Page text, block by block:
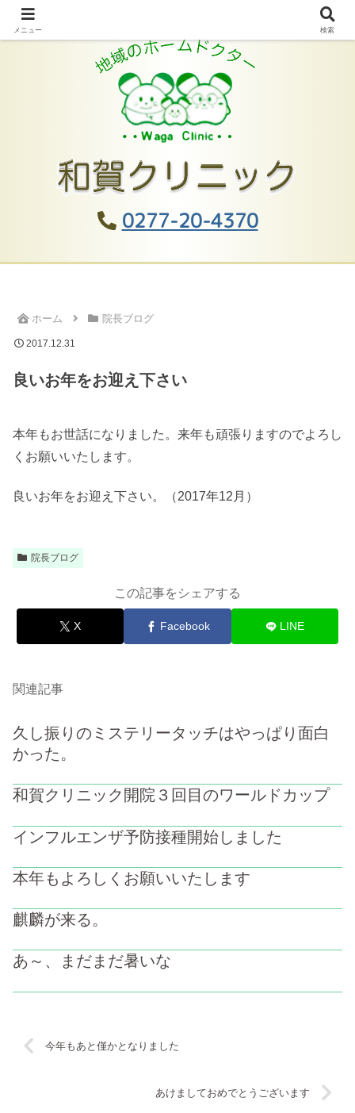
0277-20-4370
ホーム 院長ブログ
2017.12.31
良いお年をお迎え下さい
本年もお世話になりました。来年も頑張りますのでよろし
くお願いいたします。
良いお年をお迎え下さい。（2017年12月）
院長ブログ
この記事をシェアする
X Facebook LINE
関連記事
久し振りのミステリータッチはやっぱり面白
かった。
和賀クリニック開院３回目のワールドカップ
インフルエンザ予防接種開始しました
本年もよろしくお願いいたします
麒麟が来る。
あ～、まだまだ暑いな
今年もあと僅かとなりました
あけましておめでとうございます
メニュー 検索